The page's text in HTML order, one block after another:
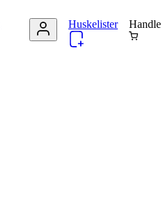
Huskelister